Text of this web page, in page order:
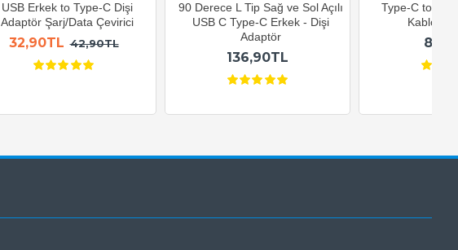
USB Erkek to Type-C Dişi
Adaptör Şarj/Data Çevirici
32,90TL 42,90TL
90 Derece L Tip Sağ ve Sol Açılı
USB C Type-C Erkek - Dişi
Adaptör
136,90TL
Type-C to
Kablosu